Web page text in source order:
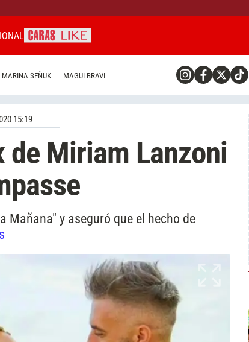
MARINA SEÑUK MAGUI BRAVI
15:19
de Miriam Lanzoni
Mañana" y aseguró que el hecho de